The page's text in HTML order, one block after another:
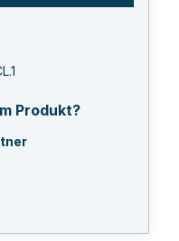
Produkt?